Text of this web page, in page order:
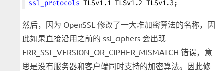
ssl_protocols TLSv1.1 TLSv1.2 TLSv1.3;
然后，因为 OpenSSL 修改了一大堆加密算法的名称，因
此如果直接沿用之前的 ssl_ciphers 会出现
ERR_SSL_VERSION_OR_CIPHER_MISMATCH 错误，意
思是没有服务器和客户端同时支持的加密算法。因此修